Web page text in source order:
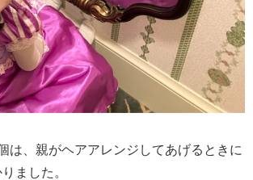
は、親がヘアアレンジしてあげるときに
ました。